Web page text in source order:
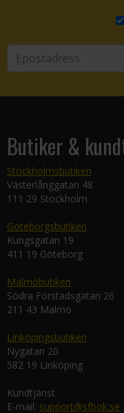
Butiker &
Stockholmsbutiken
Västerlånggatan 48
111 29 Stockholm
Göteborgsbutiken
Kungsgatan 19
411 19 Göteborg
Malmöbutiken
Södra Förstadsgatan 26
211 43 Malmö
Linköpingsbutiken
Nygatan 20
582 19 Linköping
Kundtjänst
E-mail: support@sfbok.se